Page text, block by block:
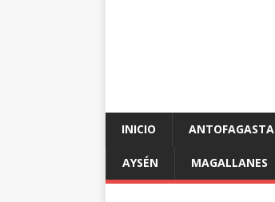
INICIO ANTOFAGASTA
AYSÉN MAGALLANES